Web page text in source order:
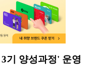
기 양성과정' 운영